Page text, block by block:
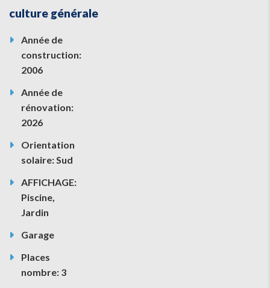
culture générale
Année de
construction:
2006
Année de
rénovation:
2026
Orientation
solaire: Sud
AFFICHAGE:
Piscine,
Jardin
Garage
Places
nombre: 3